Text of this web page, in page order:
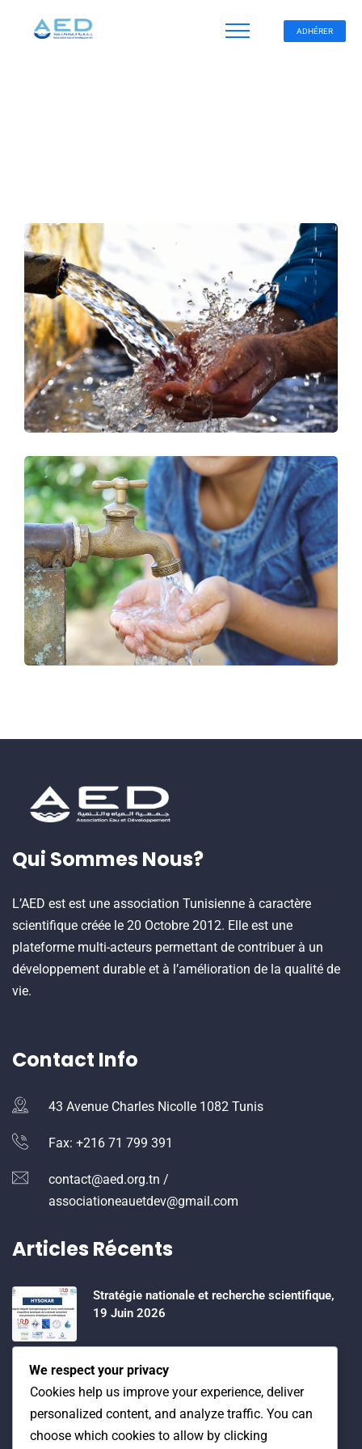
ADHÉRER
Marketing
Business
Finance
Qui Sommes Nous?
L’AED est est une association Tunisienne à caractère
scientifique créée le 20 Octobre 2012. Elle est une
plateforme multi-acteurs permettant de contribuer à un
développement durable et à l’amélioration de la qualité de
vie.
Contact Info
43 Avenue Charles Nicolle 1082 Tunis
Fax: +216 71 799 391
contact@aed.org.tn /
associationeauetdev@gmail.com
Articles Récents
Stratégie nationale et recherche scientifique,
19 Juin 2026
Water Expo 2026, 5,6 et 7 Mai 2026
Workshop on “INTEGRATED GROUNDWATER
We respect your privacy
Cookies help us improve your experience, deliver
personalized content, and analyze traffic. You can
choose which cookies to allow by clicking